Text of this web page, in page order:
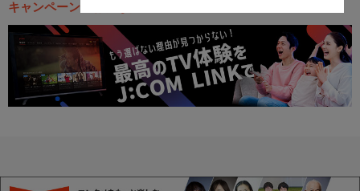
キャンペーン・お得な情報